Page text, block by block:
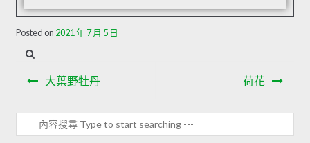
Posted on 2021 年 7 月 5 日
大葉野牡丹 荷花